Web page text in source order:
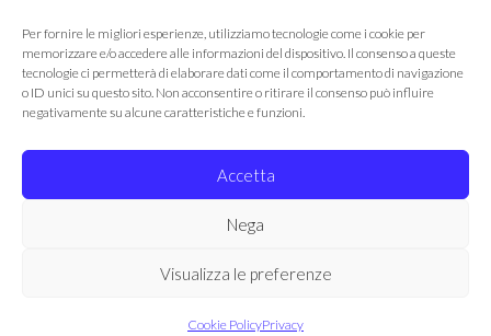
Per fornire le migliori esperienze, utilizziamo tecnologie come i cookie per
memorizzare e/o accedere alle informazioni del dispositivo. Il consenso a queste
tecnologie ci permetterà di elaborare dati come il comportamento di navigazione
o ID unici su questo sito. Non acconsentire o ritirare il consenso può influire
negativamente su alcune caratteristiche e funzioni.
Accetta
Nega
Visualizza le preferenze
Cookie PolicyPrivacy
Seguici
02165310588 · ISCRIZIONE OMC ROMA N. 22749 ·